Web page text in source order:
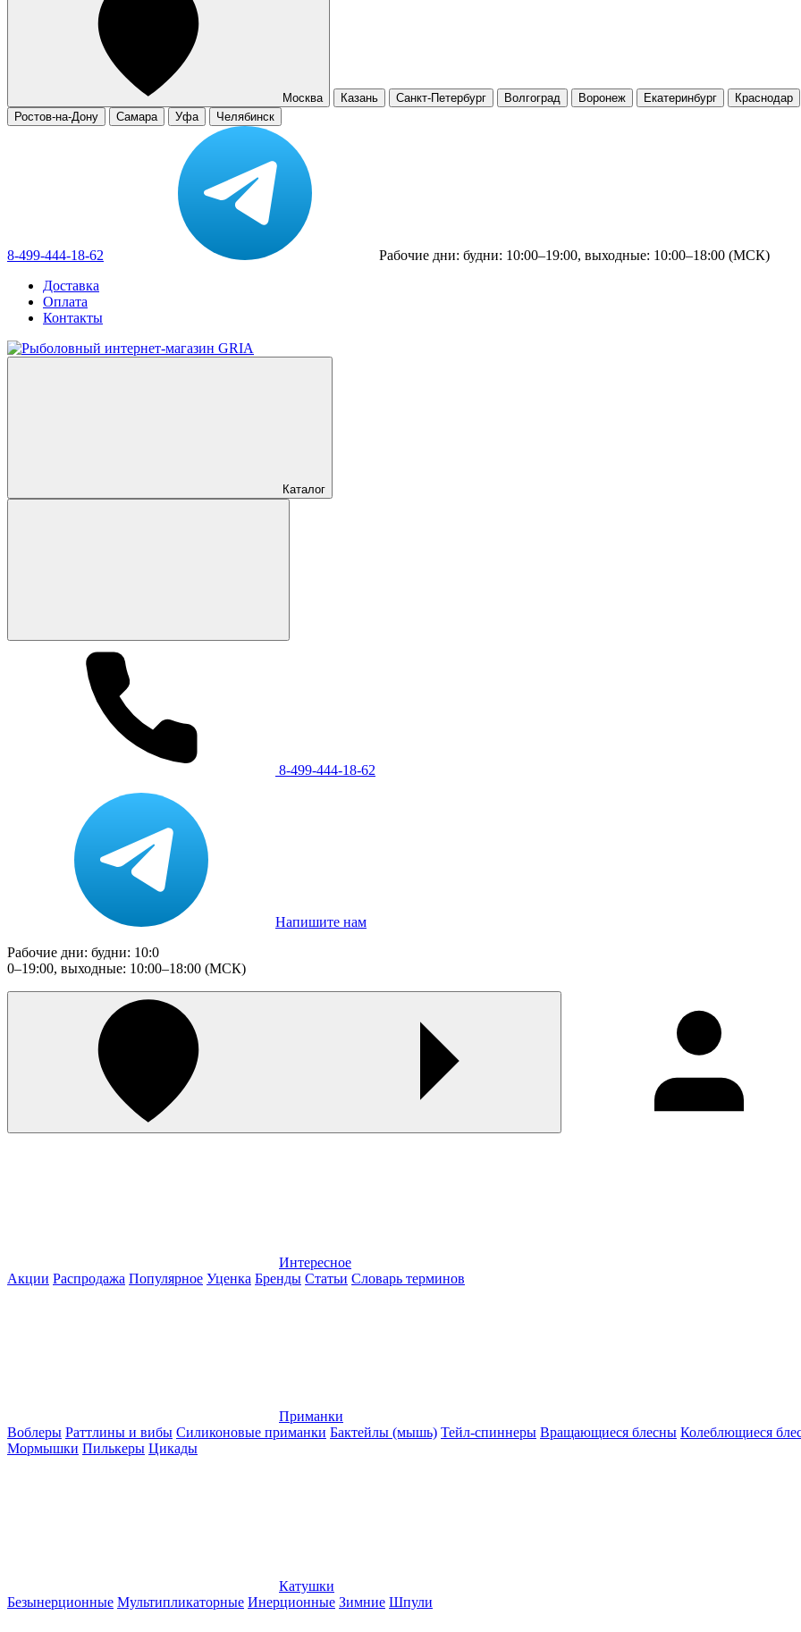
Москва Казань Санкт-Петербург Волгоград Воронеж Екатеринбург Краснодар
Ростов-на-Дону
Самара Уфа Челябинск
8-499-444-18-62
Рабочие дни: будни: 10:00–19:00, выходные: 10:00–18:00 (МСК)
Доставка
Оплата
Контакты
Каталог
8-499-444-18-62
Напишите нам
Рабочие дни: будни: 10:0
0–19:00, выходные: 10:00–18:00 (МСК)
Интересное
Акции Распродажа Популярное Уценка Бренды Статьи Словарь терминов
Приманки
Воблеры Раттлины и вибы Силиконовые приманки Бактейлы (мышь) Тейл-спиннеры Вращающиеся блесны Колеблющиеся
Мормышки Пилькеры Цикады
Катушки
Безынерционные Мультипликаторные Инерционные Зимние Шпули